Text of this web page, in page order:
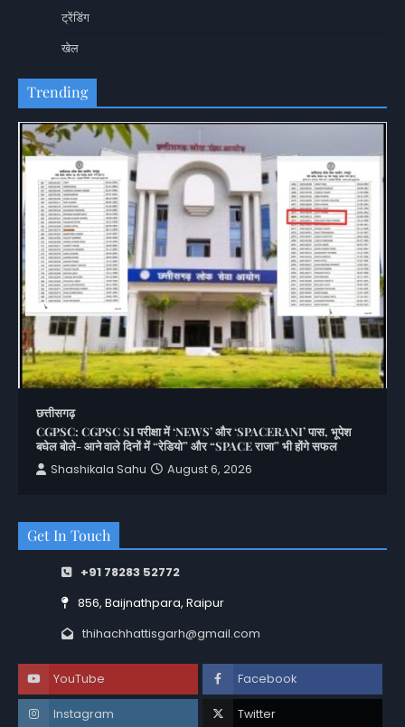
ट्रेंडिंग
खेल
Trending
छत्तीसगढ़
CGPSC: CGPSC SI परीक्षा में ‘NEWS’ और ‘SPACERANI’ पास, भूपेश
बघेल बोले- आने वाले दिनों में “रेडियो” और “SPACE राजा” भी होंगे सफल
Shashikala Sahu
August 6, 2026
Get In Touch
+91 78283 52772
856, Baijnathpara, Raipur
thihachhattisgarh@gmail.com
YouTube Facebook
Instagram Twitter